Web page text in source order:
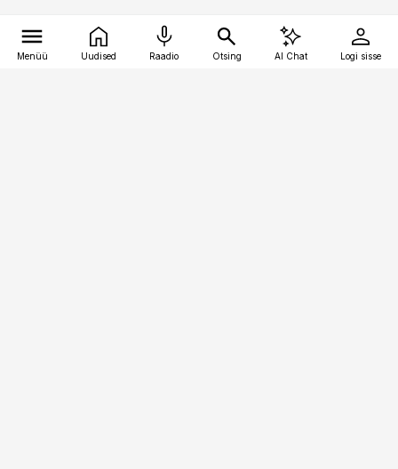
Menüü Uudised Raadio Otsing AI Chat Logi sisse